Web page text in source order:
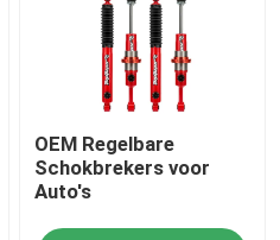
OEM Regelbare
Schokbrekers voor
Auto's